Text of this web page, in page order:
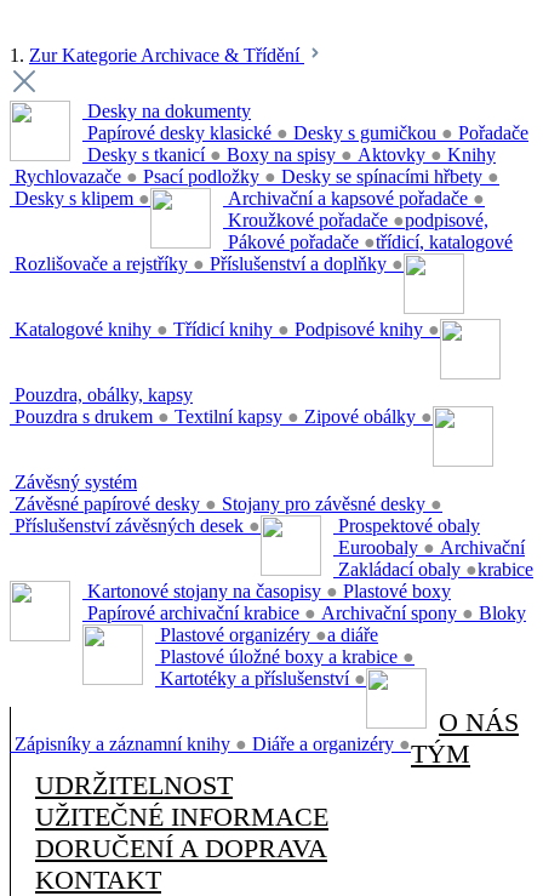
1. Zur Kategorie Archivace & Třídění
Desky na dokumenty
Papírové desky klasické ● Desky s gumičkou ●
Desky s tkanicí ● Boxy na spisy ● Aktovky ●
Rychlovazače ● Psací podložky ● Desky se spínacími hřbety ●
Desky s klipem ●
Pořadače
Archivační a kapsové pořadače ●
Kroužkové pořadače ●
Pákové pořadače ●
Rozlišovače a rejstříky ● Příslušenství a doplňky ●
Knihy
podpisové,
třídicí, katalogové
Katalogové knihy ● Třídicí knihy ● Podpisové knihy ●
Pouzdra, obálky, kapsy
Pouzdra s drukem ● Textilní kapsy ● Zipové obálky ●
Závěsný systém
Závěsné papírové desky ● Stojany pro závěsné desky ●
Příslušenství závěsných desek ●
Prospektové obaly
Euroobaly ●
Zakládací obaly ●
Archivační
krabice
Kartonové stojany na časopisy ●
Papírové archivační krabice ● Archivační spony ●
Plastové boxy
Plastové organizéry ●
Plastové úložné boxy a krabice ●
Kartotéky a příslušenství ●
Bloky
a diáře
Zápisníky a záznamní knihy ● Diáře a organizéry ●
O NÁS
TÝM
UDRŽITELNOST
UŽITEČNÉ INFORMACE
DORUČENÍ A DOPRAVA
KONTAKT